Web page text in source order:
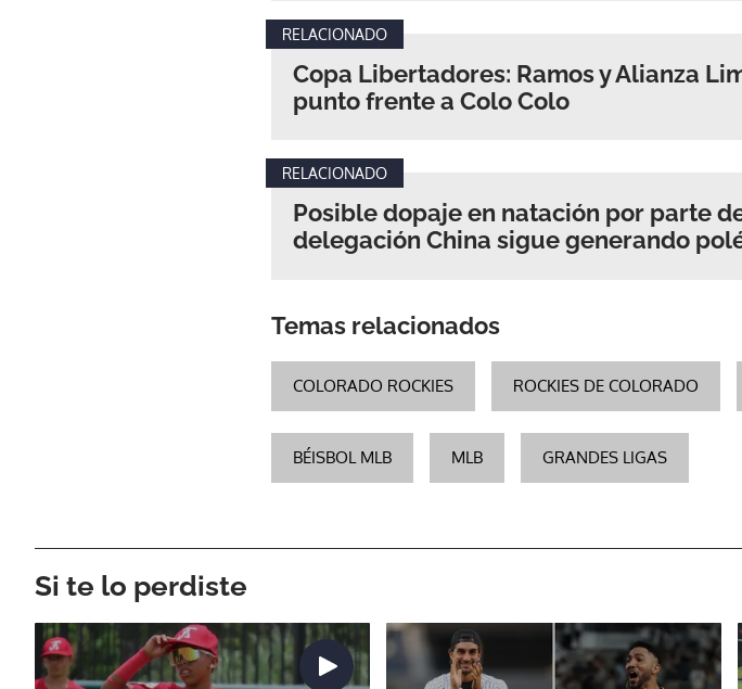
RELACIONADO
Copa Libertadores: Ramos y Alianza
punto frente a Colo Colo
RELACIONADO
Posible dopaje en natación por parte
delegación China sigue generando
Temas relacionados
COLORADO ROCKIES ROCKIES DE COLORADO
BÉISBOL MLB MLB GRANDES LIGAS
Si te lo perdiste